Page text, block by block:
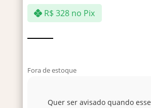
R$ 328 no Pix
Fora de estoque
Quer ser avisado quando esse